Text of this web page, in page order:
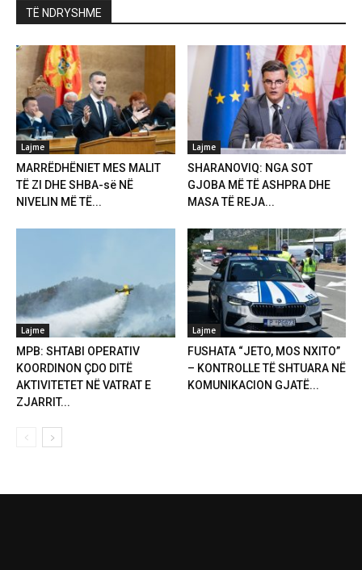
TË NDRYSHME
Lajme
MARRËDHËNIET MES MALIT
TË ZI DHE SHBA-së NË
NIVELIN MË TË...
Lajme
SHARANOVIQ: NGA SOT
GJOBA MË TË ASHPRA DHE
MASA TË REJA...
Lajme
MPB: SHTABI OPERATIV
KOORDINON ÇDO DITË
AKTIVITETET NË VATRAT E
ZJARRIT...
Lajme
FUSHATA “JETO, MOS NXITO”
– KONTROLLE TË SHTUARA NË
KOMUNIKACION GJATË...